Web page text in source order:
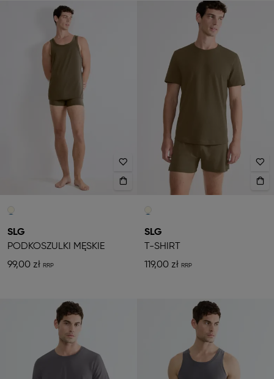
SLG
PODKOSZULKI MĘSKIE
99,00 zł
SLG
T-SHIRT
119,00 zł